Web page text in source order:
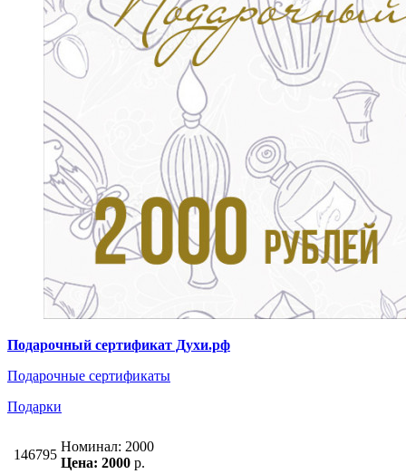
Подарочный сертификат Духи.рф
Подарочные сертификаты
Подарки
146795
Номинал: 2000
Цена: 2000 р.